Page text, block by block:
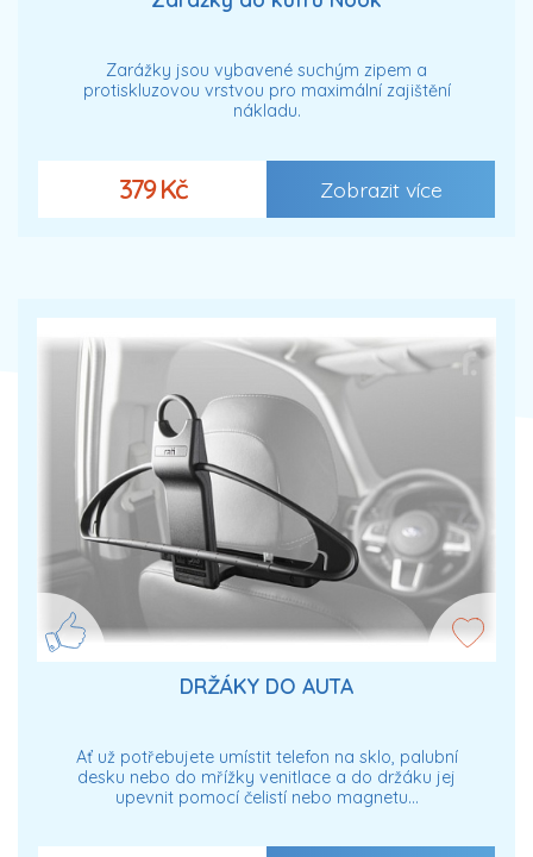
Zarážky jsou vybavené suchým zipem a
protiskluzovou vrstvou pro maximální zajištění
nákladu.
379 Kč Zobrazit více
DRŽÁKY DO AUTA
Ať už potřebujete umístit telefon na sklo, palubní
desku nebo do mřížky venitlace a do držáku jej
upevnit pomocí čelistí nebo magnetu…